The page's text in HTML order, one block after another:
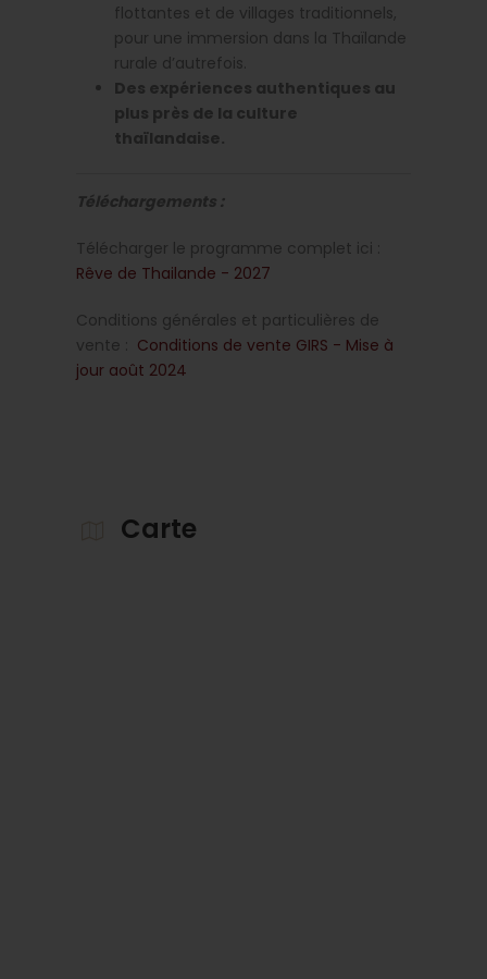
flottantes et de villages traditionnels,
pour une immersion dans la Thaïlande
rurale d’autrefois.
Des expériences authentiques au
plus près de la culture
thaïlandaise.
Téléchargements :
Télécharger le programme complet ici :
Rêve de Thailande - 2027
Conditions générales et particulières de
vente :
Conditions de vente GIRS - Mise à
jour août 2024
Carte